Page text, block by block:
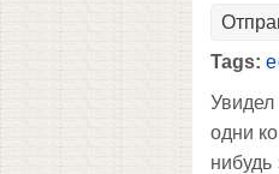
Tags:
одни